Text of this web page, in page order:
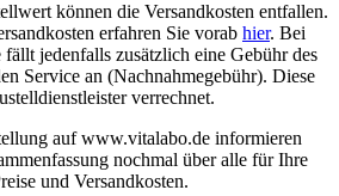
können die Versandkosten entfallen.
erfahren Sie vorab hier. Bei
jedenfalls zusätzlich eine Gebühr des
Service an (Nachnahmegebühr). Diese
verrechnet.
auf www.vitalabo.de informieren
nochmal über alle für Ihre
und Versandkosten.